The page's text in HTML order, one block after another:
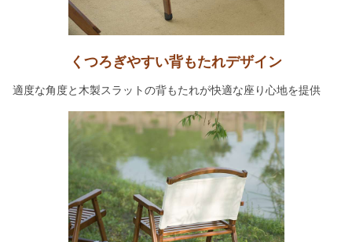
くつろぎやすい背もたれデザイン
適度な角度と木製スラットの背もたれが快適な座り心地を提供